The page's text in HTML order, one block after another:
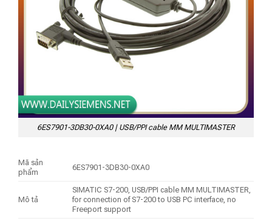
6ES7901-3DB30-0XA0 | USB/PPI cable MM MULTIMASTER
Mã sản
phẩm
6ES7901-3DB30-0XA0
Mô tả
SIMATIC S7-200, USB/PPI cable MM MULTIMASTER,
for connection of S7-200 to USB PC interface, no
Freeport support